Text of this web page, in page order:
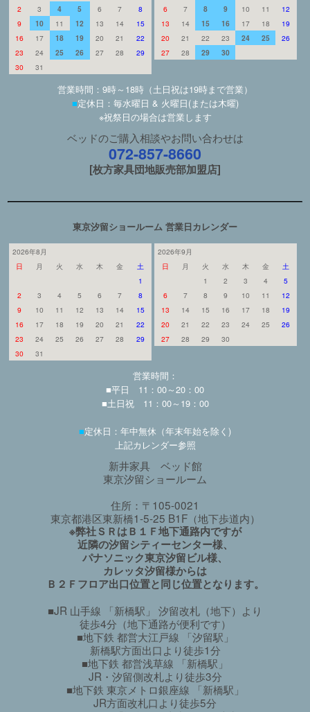
2
3 4 5 6 7
8
9
10 11 12 13 14
15
16
17 18 19 20 21
22
23
24 25 26 27 28
29
30
31
6
7 8 9 10 11
12
13
14 15 16 17 18
19
20
21 22 23 24 25
26
27
28 29 30
営業時間：9時～18時（土日祝は19時まで営業）
■定休日：毎水曜日 & 火曜日(または木曜)
※祝祭日の場合は営業します
ベッドのご購入相談やお問い合わせは
072-857-8660
[枚方家具団地販売部加盟店]
東京汐留ショールーム 営業日カレンダー
2026年8月
日
月 火 水 木 金
土
1
2
3 4 5 6 7
8
9
10 11 12 13 14
15
16
17 18 19 20 21
22
23
24 25 26 27 28
29
30
31
2026年9月
日
月 火 水 木 金
土
1
2 3 4
5
6
7 8 9 10 11
12
13
14 15 16 17 18
19
20
21 22 23 24 25
26
27
28 29 30
営業時間：
■平日 11：00～20：00
■土日祝 11：00～19：00
■定休日：年中無休（年末年始を除く)
上記カレンダー参照
新井家具 ベッド館
東京汐留ショールーム
住所：〒105-0021
東京都港区東新橋1-5-25 B1F（地下歩道内）
※弊社ＳＲはＢ１Ｆ地下通路内ですが
近隣の汐留シティーセンター様、
パナソニック東京汐留ビル様、
カレッタ汐留様からは
Ｂ２Ｆフロア出口位置と同じ位置となります。
■JR 山手線 「新橋駅」 汐留改札（地下）より
徒歩4分（地下通路が便利です）
■地下鉄 都営大江戸線 「汐留駅」
新橋駅方面出口より徒歩1分
■地下鉄 都営浅草線 「新橋駅」
JR・汐留側改札より徒歩3分
■地下鉄 東京メトロ銀座線 「新橋駅」
JR方面改札口より徒歩5分